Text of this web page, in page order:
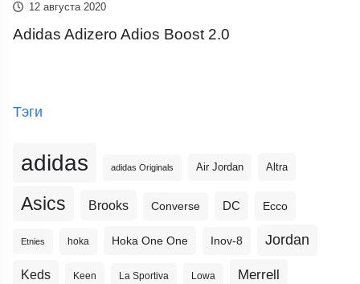
12 августа 2020
Adidas Adizero Adios Boost 2.0
Тэги
adidas adidas Originals Air Jordan Altra
Asics Brooks Converse DC Ecco
Etnies hoka Hoka One One Inov-8 Jordan
Keds Keen La Sportiva Lowa Merrell